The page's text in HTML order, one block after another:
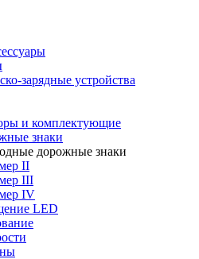
зарядные устройства
и комплектующие
знаки
дорожные знаки
II
III
IV
LED